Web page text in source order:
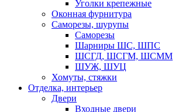
Уголки крепежные
Оконная фурнитура
Саморезы, шурупы
Саморезы
Шарниры ШС, ШПС
ШСГД, ШСГМ, ШСММ
ШУЖ, ШУЦ
Хомуты, стяжки
Отделка, интерьер
Двери
Входные двери